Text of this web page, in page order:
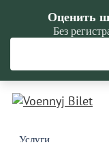
Услуги
Оценить
Без